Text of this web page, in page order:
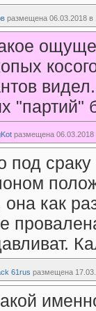
размещена 06.03.2018 в
"партий"
размещена 06.03.2018
под
как
61rus размещена